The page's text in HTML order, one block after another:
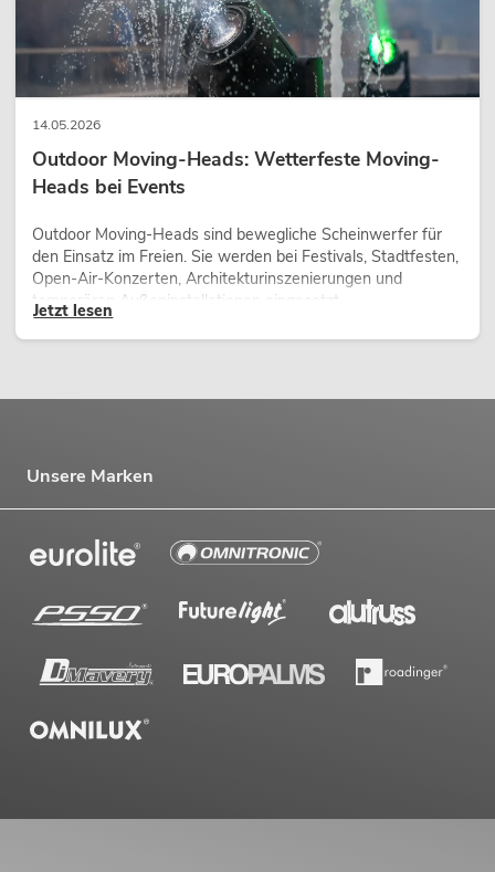
14.05.2026
Outdoor Moving-Heads: Wetterfeste Moving-
Heads bei Events
Outdoor Moving-Heads sind bewegliche Scheinwerfer für
den Einsatz im Freien. Sie werden bei Festivals, Stadtfesten,
Open-Air-Konzerten, Architekturinszenierungen und
temporären Außeninstallationen eingesetzt.
Jetzt lesen
Unsere Marken